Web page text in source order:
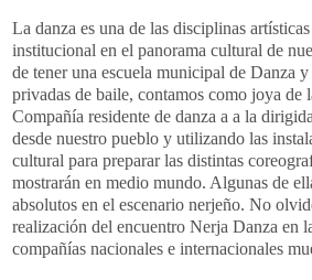
La danza es una de las disciplinas
institucional en el panorama cultural de
de tener una escuela municipal de Danza y
privadas de baile, contamos como joya de
Compañía residente de danza a a la
desde nuestro pueblo y utilizando las
cultural para preparar las distintas
mostrarán en medio mundo. Algunas de
absolutos en el escenario nerjeño. No
realización del encuentro Nerja Danza en
compañías nacionales e internacionales